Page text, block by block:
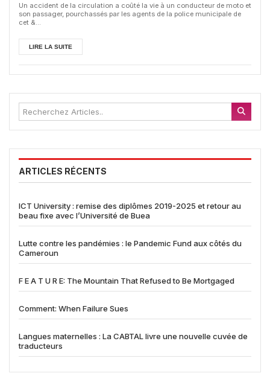
Un accident de la circulation a coûté la vie à un conducteur de moto et
son passager, pourchassés par les agents de la police municipale de
cet &...
LIRE LA SUITE
ARTICLES RÉCENTS
ICT University : remise des diplômes 2019-2025 et retour au
beau fixe avec l’Université de Buea
Lutte contre les pandémies : le Pandemic Fund aux côtés du
Cameroun
F E A T U R E: The Mountain That Refused to Be Mortgaged
Comment: When Failure Sues
Langues maternelles : La CABTAL livre une nouvelle cuvée de
traducteurs